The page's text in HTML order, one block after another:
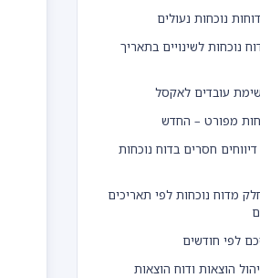
נוכחות נעולים
נוכחות לשינויים בתאריך
עובדים לאקסל
מפורט – החדש
חסרים בדוח נוכחות
מדוח נוכחות לפי תאריכים
לפי חודשים
הוצאות ודוח הוצאות